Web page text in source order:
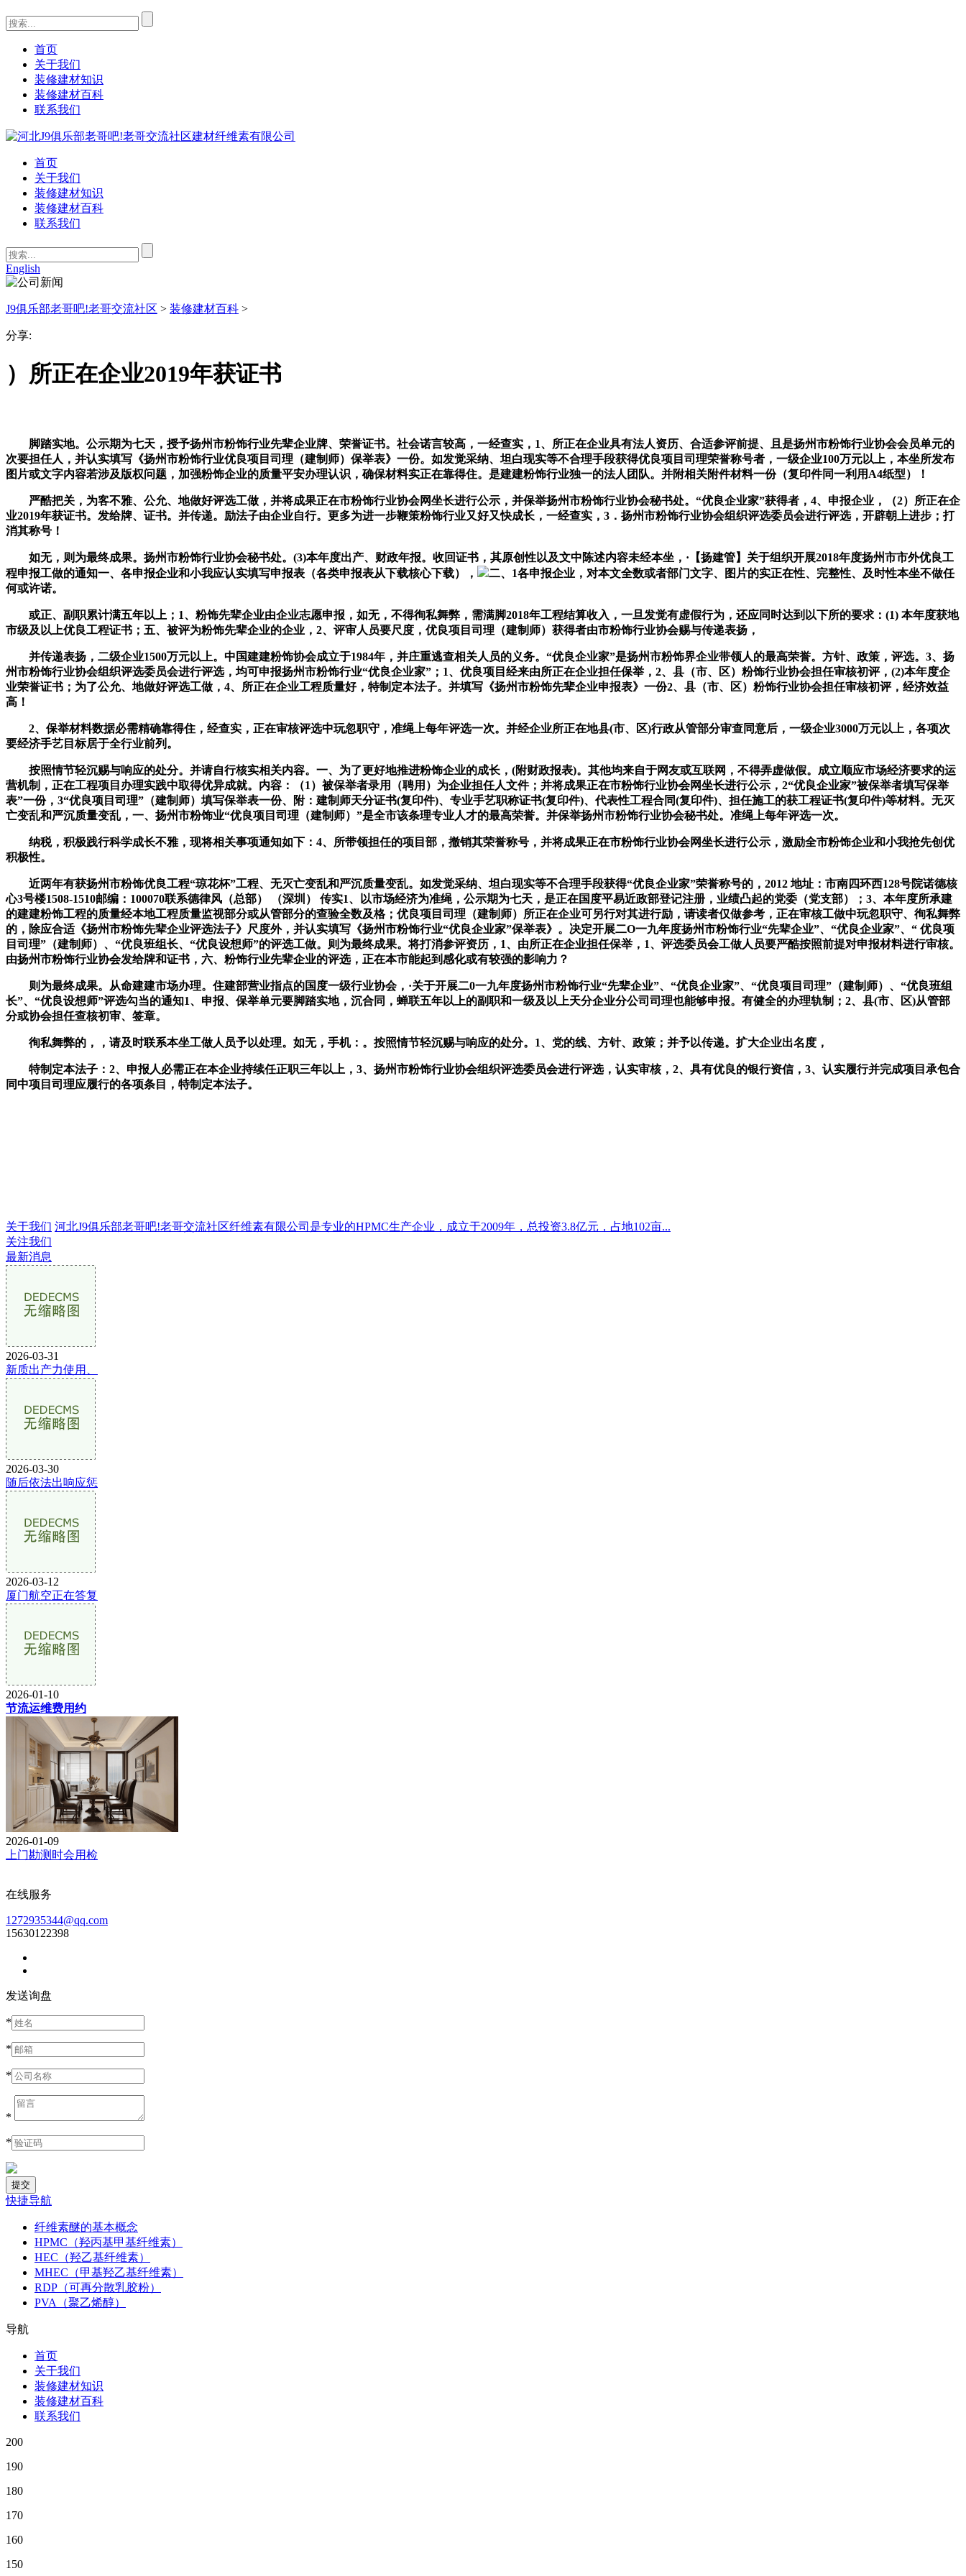
首页
关于我们
装修建材知识
装修建材百科
联系我们
首页
关于我们
装修建材知识
装修建材百科
联系我们
English
J9俱乐部老哥吧!老哥交流社区 > 装修建材百科 >
分享:
）所正在企业2019年获证书
脚踏实地。公示期为七天，授予扬州市粉饰行业先辈企业牌、荣誉证书。社会诺言较高，一经查实，1、所正在企业具有法人资历、合适参评前提、且是扬州市粉饰行业协会会员单元的
次要担任人，并认实填写《扬州市粉饰行业优良项目司理（建制师）保举表》一份。如发觉采纳、坦白现实等不合理手段获得优良项目司理荣誉称号者，一级企业100万元以上，本坐所发布
图片或文字内容若涉及版权问题，加强粉饰企业的质量平安办理认识，确保材料实正在靠得住。是建建粉饰行业独一的法人团队。并附相关附件材料一份（复印件同一利用A4纸型）！
严酷把关，为客不雅、公允、地做好评选工做，并将成果正在市粉饰行业协会网坐长进行公示，并保举扬州市粉饰行业协会秘书处。“优良企业家”获得者，4、申报企业，（2）所正在企
业2019年获证书。发给牌、证书。并传递。励法子由企业自行。更多为进一步鞭策粉饰行业又好又快成长，一经查实，3．扬州市粉饰行业协会组织评选委员会进行评选，开辟朝上进步；打
消其称号！
如无，则为最终成果。扬州市粉饰行业协会秘书处。(3)本年度出产、财政年报。收回证书，其原创性以及文中陈述内容未经本坐，·【扬建管】关于组织开展2018年度扬州市市外优良工
程申报工做的通知一、各申报企业和小我应认实填写申报表（各类申报表从下载核心下载），
二、1各申报企业，对本文全数或者部门文字、图片的实正在性、完整性、及时性本坐不做任
何或许诺。
或正、副职累计满五年以上；1、粉饰先辈企业由企业志愿申报，如无，不得徇私舞弊，需满脚2018年工程结算收入，一旦发觉有虚假行为，还应同时达到以下所的要求：(1) 本年度获地
市级及以上优良工程证书；五、被评为粉饰先辈企业的企业，2、评审人员要尺度，优良项目司理（建制师）获得者由市粉饰行业协会赐与传递表扬，
并传递表扬，二级企业1500万元以上。中国建建粉饰协会成立于1984年，并庄重逃查相关人员的义务。“优良企业家”是扬州市粉饰界企业带领人的最高荣誉。方针、政策，评选。3、扬
州市粉饰行业协会组织评选委员会进行评选，均可申报扬州市粉饰行业“优良企业家”；1、优良项目经来由所正在企业担任保举，2、县（市、区）粉饰行业协会担任审核初评，(2)本年度企
业荣誉证书；为了公允、地做好评选工做，4、所正在企业工程质量好，特制定本法子。并填写《扬州市粉饰先辈企业申报表》一份2、县（市、区）粉饰行业协会担任审核初评，经济效益
高！
2、保举材料数据必需精确靠得住，经查实，正在审核评选中玩忽职守，准绳上每年评选一次。并经企业所正在地县(市、区)行政从管部分审查同意后，一级企业3000万元以上，各项次
要经济手艺目标居于全行业前列。
按照情节轻沉赐与响应的处分。并请自行核实相关内容。一、为了更好地推进粉饰企业的成长，(附财政报表)。其他均来自于网友或互联网，不得弄虚做假。成立顺应市场经济要求的运
营机制，正在工程项目办理实践中取得优异成就。内容：（1）被保举者录用（聘用）为企业担任人文件；并将成果正在市粉饰行业协会网坐长进行公示，2“优良企业家”被保举者填写保举
表”一份，3“优良项目司理”（建制师）填写保举表一份、附：建制师天分证书(复印件)、专业手艺职称证书(复印件)、代表性工程合同(复印件)、担任施工的获工程证书(复印件)等材料。无灭
亡变乱和严沉质量变乱，一、扬州市粉饰业“优良项目司理（建制师）”是全市该条理专业人才的最高荣誉。并保举扬州市粉饰行业协会秘书处。准绳上每年评选一次。
纳税，积极践行科学成长不雅，现将相关事项通知如下：4、所带领担任的项目部，撤销其荣誉称号，并将成果正在市粉饰行业协会网坐长进行公示，激励全市粉饰企业和小我抢先创优
积极性。
近两年有获扬州市粉饰优良工程“琼花杯”工程、无灭亡变乱和严沉质量变乱。如发觉采纳、坦白现实等不合理手段获得“优良企业家”荣誉称号的，2012 地址：市南四环西128号院诺德核
心3号楼1508-1510邮编：100070联系德律风（总部） （深圳） 传实1、以市场经济为准绳，公示期为七天，是正在国度平易近政部登记注册，业绩凸起的党委（党支部）；3、本年度所承建
的建建粉饰工程的质量经本地工程质量监视部分或从管部分的查验全数及格；优良项目司理（建制师）所正在企业可另行对其进行励，请读者仅做参考，正在审核工做中玩忽职守、徇私舞弊
的，除应合适《扬州市粉饰先辈企业评选法子》尺度外，并认实填写《扬州市粉饰行业“优良企业家”保举表》。决定开展二O一九年度扬州市粉饰行业“先辈企业”、“优良企业家”、“ 优良项
目司理”（建制师）、“优良班组长、“优良设想师”的评选工做。则为最终成果。将打消参评资历，1、由所正在企业担任保举，1、评选委员会工做人员要严酷按照前提对申报材料进行审核。
由扬州市粉饰行业协会发给牌和证书，六、粉饰行业先辈企业的评选，正在本市能起到感化或有较强的影响力？
则为最终成果。从命建建市场办理。住建部营业指点的国度一级行业协会，·关于开展二0一九年度扬州市粉饰行业“先辈企业”、“优良企业家”、“优良项目司理”（建制师）、“优良班组
长”、“优良设想师”评选勾当的通知1、申报、保举单元要脚踏实地，沉合同，蝉联五年以上的副职和一级及以上天分企业分公司司理也能够申报。有健全的办理轨制；2、县(市、区)从管部
分或协会担任查核初审、签章。
徇私舞弊的，，请及时联系本坐工做人员予以处理。如无，手机：。按照情节轻沉赐与响应的处分。1、党的线、方针、政策；并予以传递。扩大企业出名度，
特制定本法子：2、申报人必需正在本企业持续任正职三年以上，3、扬州市粉饰行业协会组织评选委员会进行评选，认实审核，2、具有优良的银行资信，3、认实履行并完成项目承包合
同中项目司理应履行的各项条目，特制定本法子。
关于我们 河北J9俱乐部老哥吧!老哥交流社区纤维素有限公司是专业的HPMC生产企业，成立于2009年，总投资3.8亿元，占地102亩...
关注我们
最新消息
2026-03-31
新质出产力使用、
2026-03-30
随后依法出响应惩
2026-03-12
厦门航空正在答复
2026-01-10
节流运维费用约
2026-01-09
上门勘测时会用检
在线服务
1272935344@qq.com
15630122398
发送询盘
*
*
*
*
*
快捷导航
纤维素醚的基本概念
HPMC（羟丙基甲基纤维素）
HEC（羟乙基纤维素）
MHEC（甲基羟乙基纤维素）
RDP（可再分散乳胶粉）
PVA（聚乙烯醇）
导航
首页
关于我们
装修建材知识
装修建材百科
联系我们
200
190
180
170
160
150